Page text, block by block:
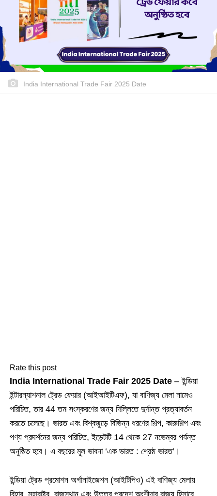
India International Trade Fair 2025 Date
Rate this post
India International Trade Fair 2025 Date – ইন্ডিয়া
ইন্টারন্যাশনাল ট্রেড ফেয়ার (আইআইটিএফ), যা বাণিজ্য মেলা নামেও
পরিচিত, তার 44 তম সংস্করণের জন্য দিল্লিতে দুর্দান্ত প্রত্যাবর্তন
করতে চলেছে। ভারত এবং বিশ্বজুড়ে বিভিন্ন ধরণের শিল্প, কারুশিল্প এবং
পণ্য প্রদর্শনের জন্য পরিচিত, ইভেন্টটি 14 থেকে 27 নভেম্বর পর্যন্ত
অনুষ্ঠিত হবে। এ বছরের মূল ভাবনা ‘এক ভারত : শ্রেষ্ঠ ভারত’।
ইন্ডিয়া ট্রেড প্রমোশন অর্গানাইজেশন (আইটিপিও) এই বাণিজ্য মেলায়
বিহার, মহারাষ্ট্র, রাজস্থান এবং উত্তর প্রদেশ অংশীদার রাজ্য হিসাবে